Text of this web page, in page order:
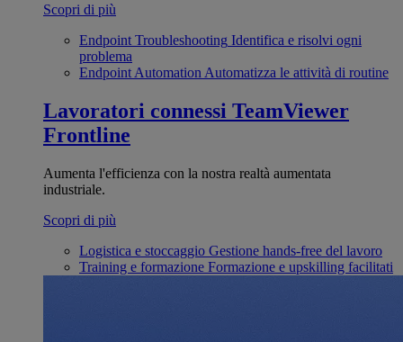
Scopri di più
Endpoint Troubleshooting Identifica e risolvi ogni
problema
Endpoint Automation Automatizza le attività di routine
Lavoratori connessi TeamViewer
Frontline
Aumenta l'efficienza con la nostra realtà aumentata
industriale.
Scopri di più
Logistica e stoccaggio Gestione hands-free del lavoro
Training e formazione Formazione e upskilling facilitati